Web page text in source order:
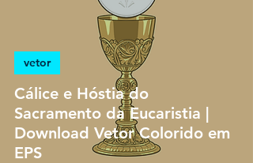
Cálice e Hóstia do
Sacramento da Eucaristia |
Download Vetor Colorido em
EPS
vetor